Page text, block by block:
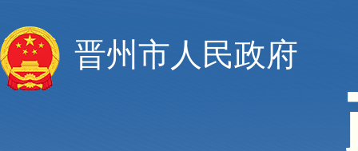
晋州市人民政府